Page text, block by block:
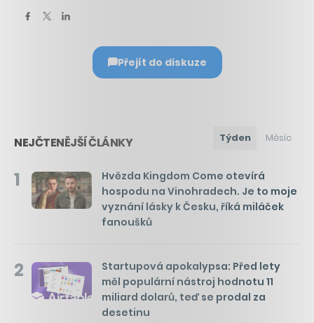
Přejít do diskuze
NEJČTENĚJŠÍ ČLÁNKY Týden Měsíc
1
Hvězda Kingdom Come otevírá
hospodu na Vinohradech. Je to moje
vyznání lásky k Česku, říká miláček
fanoušků
2
Startupová apokalypsa: Před lety
měl populární nástroj hodnotu 11
miliard dolarů, teď se prodal za
desetinu